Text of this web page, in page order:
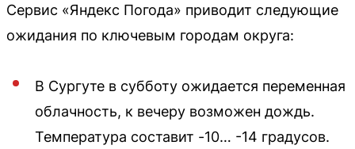
Сервис «Яндекс Погода» приводит следующие
ожидания по ключевым городам округа:
В Сургуте в субботу ожидается переменная
облачность, к вечеру возможен дождь.
Температура составит -10… -14 градусов.